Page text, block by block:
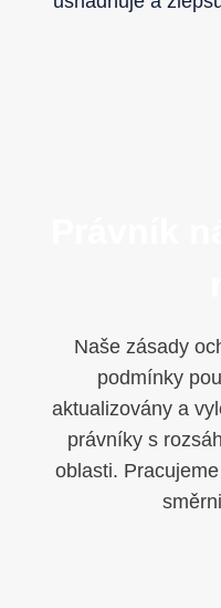
Naše zásady
podmínky
aktualizovány a
právníky s
oblasti.